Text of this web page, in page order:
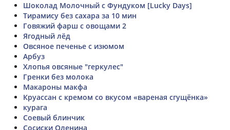
Шоколад Молочный с Фундуком [Lucky Days]
Тирамису без сахара за 10 мин
Говяжий фарш с овощами 2
Ягодный лёд
Овсяное печенье с изюмом
Арбуз
Хлопья овсяные "геркулес"
Гренки без молока
Макароны макфа
Круассан с кремом со вкусом «вареная сгущёнка»
курага
Соевый блинчик
Сосиски Оленина